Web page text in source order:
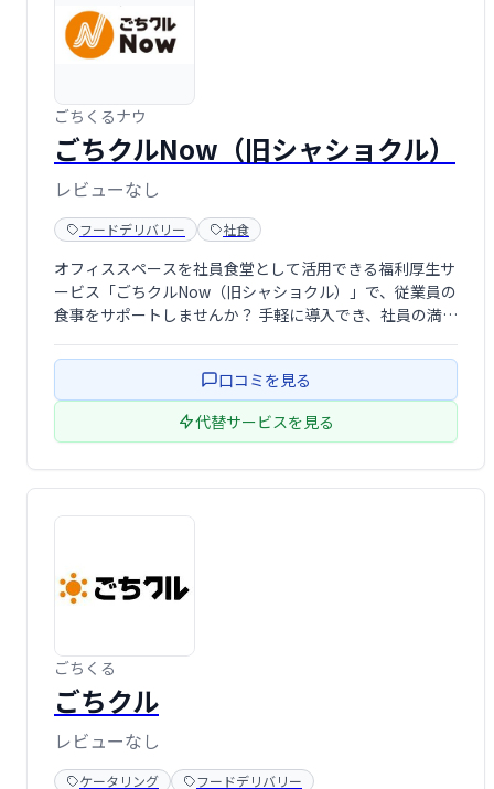
ごちくるナウ
ごちクルNow（旧シャショクル）
レビューなし
フードデリバリー 社食
オフィススペースを社員食堂として活用できる福利厚生サ
ービス「ごちクルNow（旧シャショクル）」で、従業員の
食事をサポートしませんか？ 手軽に導入でき、社員の満足
供し、働きがいのある職場づくりを支援します。
口コミを見る
代替サービスを見る
ごちくる
ごちクル
レビューなし
ケータリング フードデリバリー